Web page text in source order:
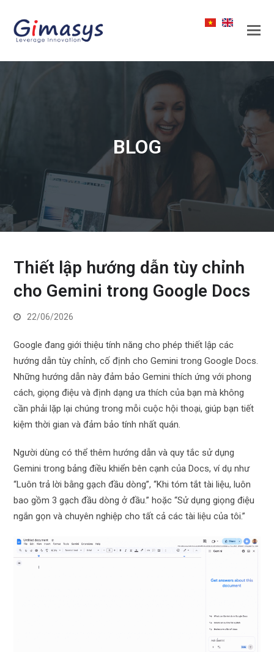
BLOG
Thiết lập hướng dẫn tùy chỉnh
cho Gemini trong Google Docs
22/06/2026
Google đang giới thiệu tính năng cho phép thiết lập các
hướng dẫn tùy chỉnh, cố định cho Gemini trong Google Docs.
Những hướng dẫn này đảm bảo Gemini thích ứng với phong
cách, giọng điệu và định dạng ưa thích của bạn mà không
cần phải lặp lại chúng trong mỗi cuộc hội thoại, giúp bạn tiết
kiệm thời gian và đảm bảo tính nhất quán.
Người dùng có thể thêm hướng dẫn và quy tắc sử dụng
Gemini trong bảng điều khiển bên cạnh của Docs, ví dụ như
“Luôn trả lời bằng gạch đầu dòng”, “Khi tóm tắt tài liệu, luôn
bao gồm 3 gạch đầu dòng ở đầu.” hoặc “Sử dụng giọng điệu
ngắn gọn và chuyên nghiệp cho tất cả các tài liệu của tôi.”